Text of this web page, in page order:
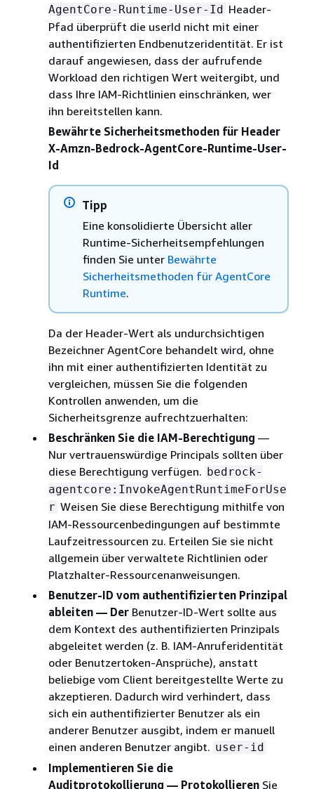
AgentCore-Runtime-User-Id Header-
Pfad überprüft die userId nicht mit einer
authentifizierten Endbenutzeridentität. Er ist
darauf angewiesen, dass der aufrufende
Workload den richtigen Wert weitergibt, und
dass Ihre IAM-Richtlinien einschränken, wer
ihn bereitstellen kann.
Bewährte Sicherheitsmethoden für Header
X-Amzn-Bedrock-AgentCore-Runtime-User-
Id
Tipp
Eine konsolidierte Übersicht aller
Runtime-Sicherheitsempfehlungen
finden Sie unter Bewährte
Sicherheitsmethoden für AgentCore
Runtime.
Da der Header-Wert als undurchsichtigen
Bezeichner AgentCore behandelt wird, ohne
ihn mit einer authentifizierten Identität zu
vergleichen, müssen Sie die folgenden
Kontrollen anwenden, um die
Sicherheitsgrenze aufrechtzuerhalten:
Beschränken Sie die IAM-Berechtigung —
Nur vertrauenswürdige Principals sollten über
diese Berechtigung verfügen. bedrock-
agentcore:InvokeAgentRuntimeForUse
r Weisen Sie diese Berechtigung mithilfe von
IAM-Ressourcenbedingungen auf bestimmte
Laufzeitressourcen zu. Erteilen Sie sie nicht
allgemein über verwaltete Richtlinien oder
Platzhalter-Ressourcenanweisungen.
Benutzer-ID vom authentifizierten Prinzipal
ableiten — DerBenutzer-ID-Wert sollte aus
dem Kontext des authentifizierten Prinzipals
abgeleitet werden (z. B. IAM-Anruferidentität
oder Benutzertoken-Ansprüche), anstatt
beliebige vom Client bereitgestellte Werte zu
akzeptieren. Dadurch wird verhindert, dass
sich ein authentifizierter Benutzer als ein
anderer Benutzer ausgibt, indem er manuell
einen anderen Benutzer angibt. user-id
Implementieren Sie die
Auditprotokollierung — ProtokollierenSie